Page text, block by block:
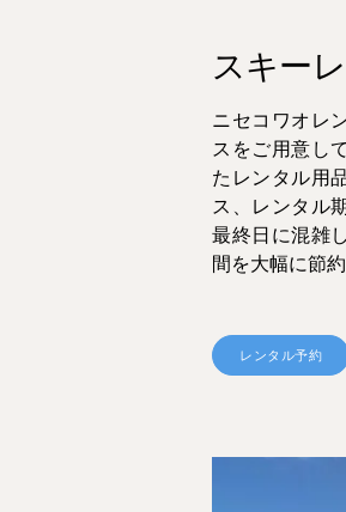
スキー
ニセコワオレ
スをご用意し
たレンタル用
ス、レンタル
最終日に混雑
間を大幅に節約
レンタル予約